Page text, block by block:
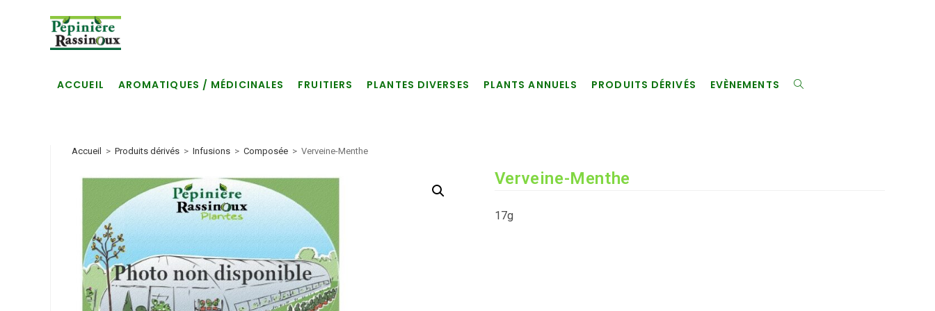
ACCUEIL AROMATIQUES / MÉDICINALES FRUITIERS PLANTES DIVERSES PLANTS ANNUELS PRODUITS DÉRIVÉS EVÈNEMENTS TOGGLE
Accueil > Produits dérivés > Infusions > Composée > Verveine-Menthe
Verveine-Menthe
17g